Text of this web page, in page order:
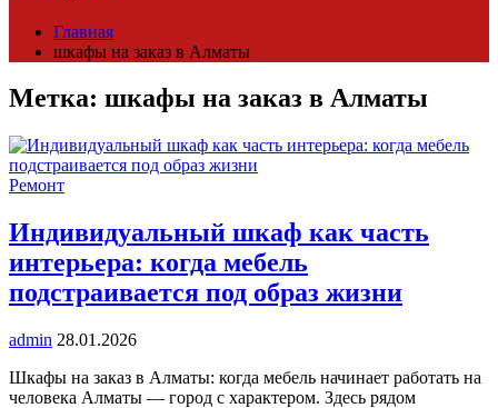
Главная
шкафы на заказ в Алматы
Метка: шкафы на заказ в Алматы
Ремонт
Индивидуальный шкаф как часть
интерьера: когда мебель
подстраивается под образ жизни
admin 28.01.2026
Шкафы на заказ в Алматы: когда мебель начинает работать на
человека Алматы — город с характером. Здесь рядом